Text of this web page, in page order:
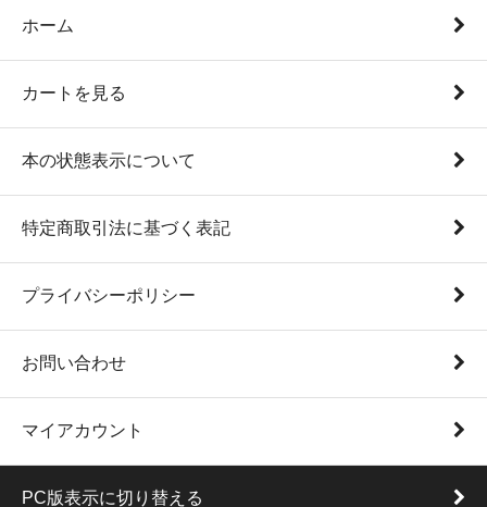
ホーム
カートを見る
本の状態表示について
特定商取引法に基づく表記
プライバシーポリシー
お問い合わせ
マイアカウント
PC版表示に切り替える